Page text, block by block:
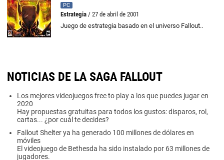
PC
Estrategia / 27 de abril de 2001
Juego de estrategia basado en el universo Fallout..
NOTICIAS DE LA SAGA FALLOUT
Los mejores videojuegos free to play a los que puedes jugar en
2020
Hay propuestas gratuitas para todos los gustos: disparos, rol,
cartas... ¿por cuál te decides?
Fallout Shelter ya ha generado 100 millones de dólares en
móviles
El videojuego de Bethesda ha sido instalado por 63 millones de
jugadores.